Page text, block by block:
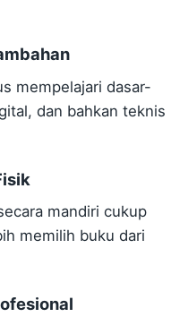
mempelajari dasar-
dan bahkan teknis
mandiri cukup
memilih buku dari